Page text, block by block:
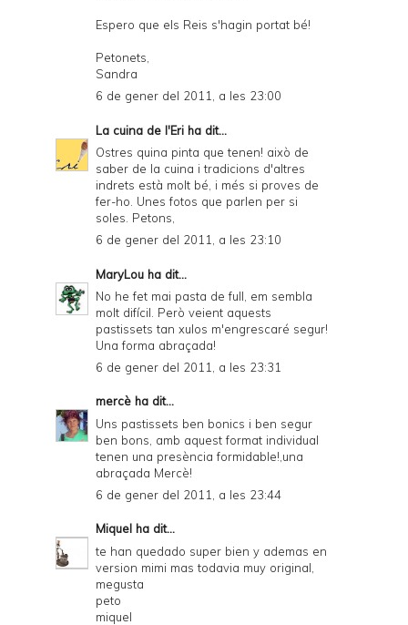
Espero que els Reis s'hagin portat bé!
Petonets,
Sandra
6 de gener del 2011, a les 23:00
La cuina de l'Eri ha dit...
Ostres quina pinta que tenen! això de
saber de la cuina i tradicions d'altres
indrets està molt bé, i més si proves de
fer-ho. Unes fotos que parlen per si
soles. Petons,
6 de gener del 2011, a les 23:10
MaryLou ha dit...
No he fet mai pasta de full, em sembla
molt difícil. Però veient aquests
pastissets tan xulos m'engrescaré segur!
Una forma abraçada!
6 de gener del 2011, a les 23:31
mercè ha dit...
Uns pastissets ben bonics i ben segur
ben bons, amb aquest format individual
tenen una presència formidable!,una
abraçada Mercè!
6 de gener del 2011, a les 23:44
Miquel ha dit...
te han quedado super bien y ademas en
version mimi mas todavia muy original,
megusta
peto
miquel